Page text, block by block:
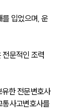
입었으며, 운
문적인 조력
한 전문변호사
통사고변호사를